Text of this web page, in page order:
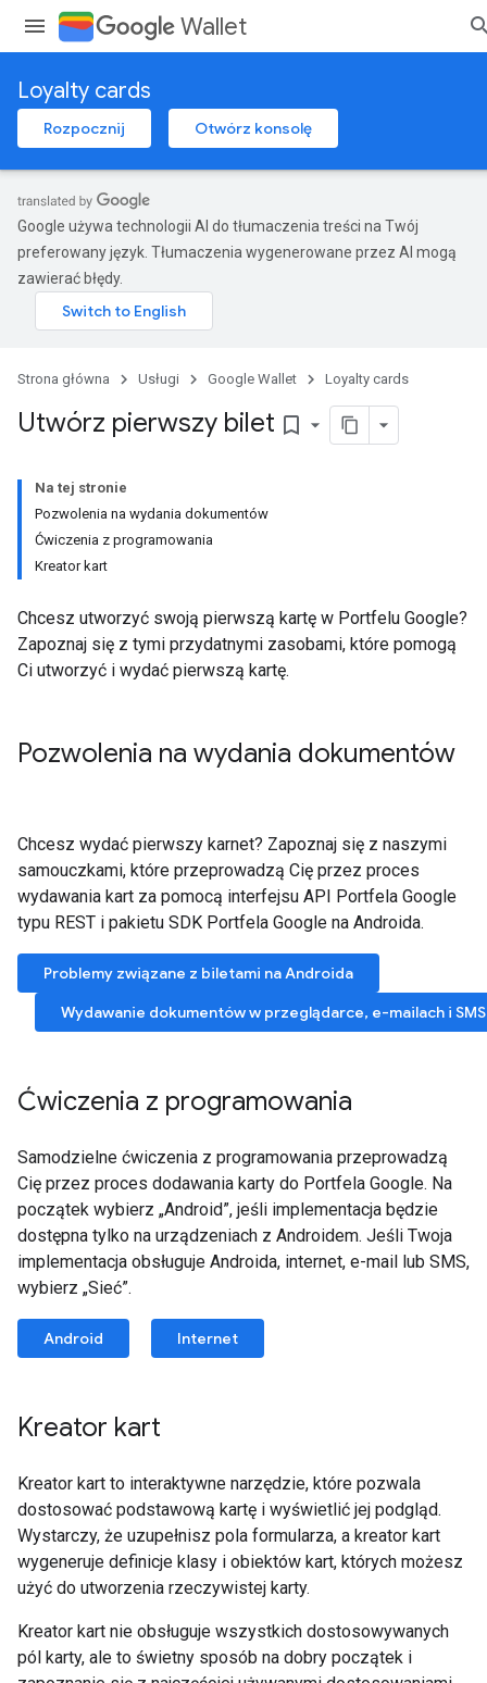
Wallet
Loyalty cards
Rozpocznij Otwórz konsolę
Google używa technologii AI do tłumaczenia treści na Twój
preferowany język. Tłumaczenia wygenerowane przez AI mogą
zawierać błędy.
Strona główna Usługi Google Wallet Loyalty cards
Utwórz pierwszy bilet bookmark_border
Na tej stronie
Pozwolenia na wydania dokumentów
Ćwiczenia z programowania
Kreator kart
Chcesz utworzyć swoją pierwszą kartę w Portfelu Google?
Zapoznaj się z tymi przydatnymi zasobami, które pomogą
Ci utworzyć i wydać pierwszą kartę.
Pozwolenia na wydania dokumentów
Chcesz wydać pierwszy karnet? Zapoznaj się z naszymi
samouczkami, które przeprowadzą Cię przez proces
wydawania kart za pomocą interfejsu API Portfela Google
typu REST i pakietu SDK Portfela Google na Androida.
Problemy związane z biletami na Androida
Wydawanie dokumentów w przeglądarce, e-mailach i
Ćwiczenia z programowania
Samodzielne ćwiczenia z programowania przeprowadzą
Cię przez proces dodawania karty do Portfela Google. Na
początek wybierz „Android”, jeśli implementacja będzie
dostępna tylko na urządzeniach z Androidem. Jeśli Twoja
implementacja obsługuje Androida, internet, e-mail lub SMS,
wybierz „Sieć”.
Android Internet
Kreator kart
Kreator kart to interaktywne narzędzie, które pozwala
dostosować podstawową kartę i wyświetlić jej podgląd.
Wystarczy, że uzupełnisz pola formularza, a kreator kart
wygeneruje definicje klasy i obiektów kart, których możesz
użyć do utworzenia rzeczywistej karty.
Kreator kart nie obsługuje wszystkich dostosowywanych
pól karty, ale to świetny sposób na dobry początek i